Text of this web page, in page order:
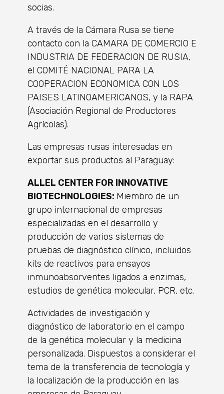
socias.
A través de la Cámara Rusa se tiene
contacto con la CAMARA DE COMERCIO E
INDUSTRIA DE FEDERACION DE RUSIA,
el COMITÉ NACIONAL PARA LA
COOPERACION ECONOMICA CON LOS
PAISES LATINOAMERICANOS, y la RAPA
(Asociación Regional de Productores
Agrícolas).
Las empresas rusas interesadas en
exportar sus productos al Paraguay:
ALLEL CENTER FOR INNOVATIVE
BIOTECHNOLOGIES: Miembro de un
grupo internacional de empresas
especializadas en el desarrollo y
producción de varios sistemas de
pruebas de diagnóstico clínico, incluidos
kits de reactivos para ensayos
inmunoabsorventes ligados a enzimas,
estudios de genética molecular, PCR, etc.
Actividades de investigación y
diagnóstico de laboratorio en el campo
de la genética molecular y la medicina
personalizada. Dispuestos a considerar el
tema de la transferencia de tecnología y
la localización de la producción en las